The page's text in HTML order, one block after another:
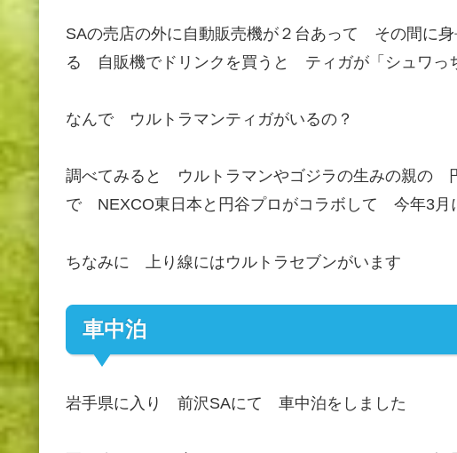
SAの売店の外に自動販売機が２台あって その間に
る 自販機でドリンクを買うと ティガが「シュワっ
なんで ウルトラマンティガがいるの？
調べてみると ウルトラマンやゴジラの生みの親の
で NEXCO東日本と円谷プロがコラボして 今年3月
ちなみに 上り線にはウルトラセブンがいます
車中泊
岩手県に入り 前沢SAにて 車中泊をしました